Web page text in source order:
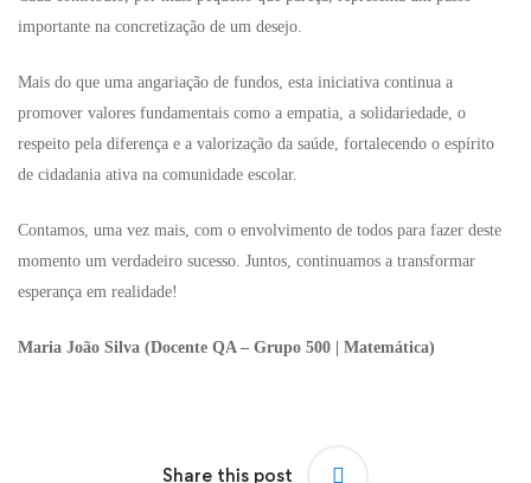
importante na concretização de um desejo.
Mais do que uma angariação de fundos, esta iniciativa continua a
promover valores fundamentais como a empatia, a solidariedade, o
respeito pela diferença e a valorização da saúde, fortalecendo o espírito
de cidadania ativa na comunidade escolar.
Contamos, uma vez mais, com o envolvimento de todos para fazer deste
momento um verdadeiro sucesso. Juntos, continuamos a transformar
esperança em realidade!
Maria João Silva (Docente QA – Grupo 500 | Matemática)
Share this post